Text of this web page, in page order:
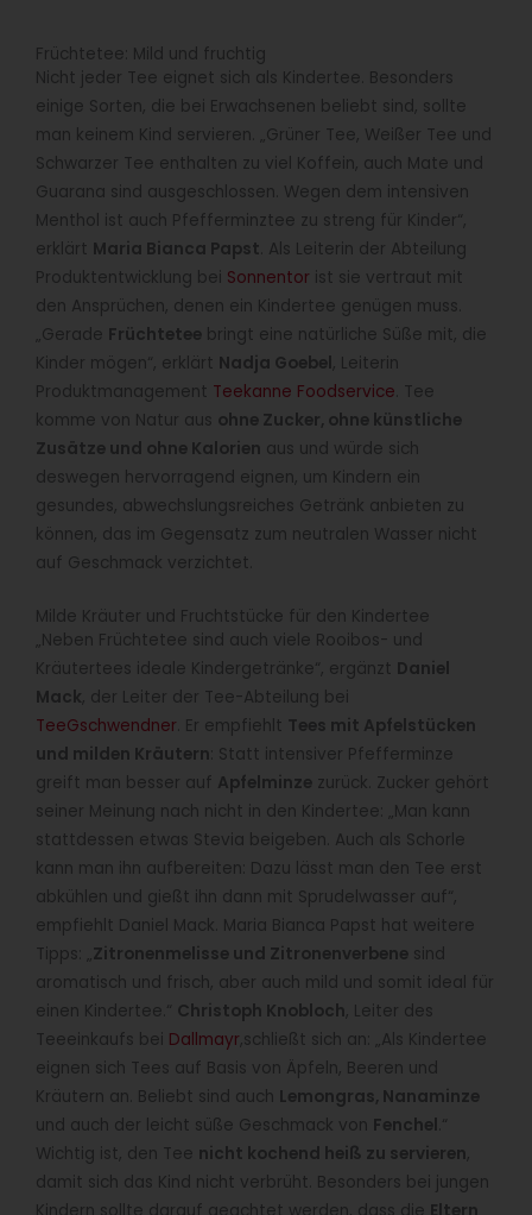
Früchtetee: Mild und fruchtig
Nicht jeder Tee eignet sich als Kindertee. Besonders
einige Sorten, die bei Erwachsenen beliebt sind, sollte
man keinem Kind servieren. „Grüner Tee, Weißer Tee und
Schwarzer Tee enthalten zu viel Koffein, auch Mate und
Guarana sind ausgeschlossen. Wegen dem intensiven
Menthol ist auch Pfefferminztee zu streng für Kinder“,
erklärt Maria Bianca Papst . Als Leiterin der Abteilung
Produktentwicklung bei Sonnentor ist sie vertraut mit
den Ansprüchen, denen ein Kindertee genügen muss.
„Gerade Früchtetee bringt eine natürliche Süße mit, die
Kinder mögen“, erklärt Nadja Goebel, Leiterin
Produktmanagement Teekanne Foodservice . Tee
komme von Natur aus ohne Zucker, ohne künstliche
Zusätze und ohne Kalorien aus und würde sich
deswegen hervorragend eignen, um Kindern ein
gesundes, abwechslungsreiches Getränk anbieten zu
können, das im Gegensatz zum neutralen Wasser nicht
auf Geschmack verzichtet.
Milde Kräuter und Fruchtstücke für den Kindertee
„Neben Früchtetee sind auch viele Rooibos- und
Kräutertees ideale Kindergetränke“, ergänzt Daniel
Mack, der Leiter der Tee-Abteilung bei
TeeGschwendner . Er empfiehlt Tees mit Apfelstücken
und milden Kräutern : Statt intensiver Pfefferminze
greift man besser auf Apfelminze zurück. Zucker gehört
seiner Meinung nach nicht in den Kindertee: „Man kann
stattdessen etwas Stevia beigeben. Auch als Schorle
kann man ihn aufbereiten: Dazu lässt man den Tee erst
abkühlen und gießt ihn dann mit Sprudelwasser auf“,
empfiehlt Daniel Mack. Maria Bianca Papst hat weitere
Tipps: „Zitronenmelisse und Zitronenverbene sind
aromatisch und frisch, aber auch mild und somit ideal für
einen Kindertee.“ Christoph Knobloch, Leiter des
Teeeinkaufs bei Dallmayr,schließt sich an: „Als Kindertee
eignen sich Tees auf Basis von Äpfeln, Beeren und
Kräutern an. Beliebt sind auch Lemongras, Nanaminze
und auch der leicht süße Geschmack von Fenchel .“
Wichtig ist, den Tee nicht kochend heiß zu servieren,
damit sich das Kind nicht verbrüht. Besonders bei jungen